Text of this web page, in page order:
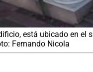
está ubicado en el
Fernando Nicola